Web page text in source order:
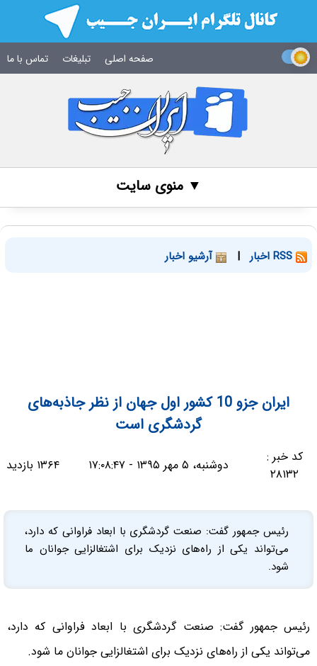
صفحه اصلی تبلیغات تماس با ما
▼ منوی سایت
| آرشیو اخبار
ایران جزو 10 کشور اول جهان از نظر جاذبه‌های
گردشگری است
کد خبر :
۲۸۱۳۲
دوشنبه، ۵ مهر ۱۳۹۵ - ۱۷:۰۸:۴۷ ۱۳۶۴ بازدید
رئیس جمهور گفت: صنعت گردشگری با ابعاد فراوانی که دارد،
می‌تواند یکی از راه‌های نزدیک برای اشتغالزایی جوانان ما
شود.
رئیس جمهور گفت: صنعت گردشگری با ابعاد فراوانی که دارد،
می‌تواند یکی از راه‌های نزدیک برای اشتغالزایی جوانان ما شود.